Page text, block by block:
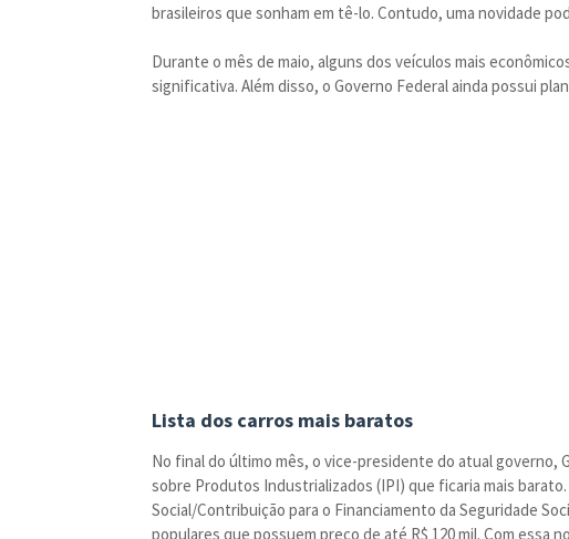
brasileiros que sonham em tê-lo. Contudo, uma novidade
Durante o mês de maio, alguns dos veículos mais
significativa. Além disso, o Governo Federal ainda possui
Lista dos carros mais baratos
No final do último mês, o vice-presidente do atual governo,
sobre Produtos Industrializados (IPI) que ficaria mais
Social/Contribuição para o Financiamento da Seguridade
populares que possuem preço de até R$ 120 mil. Com essa